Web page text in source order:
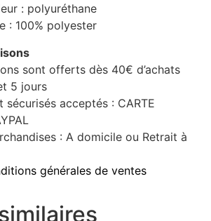
: polyuréthane
: 100% polyester
sont offerts dès 40€ d’achats
5 jours
sécurisés acceptés : CARTE
: A domicile ou Retrait à
générales de ventes